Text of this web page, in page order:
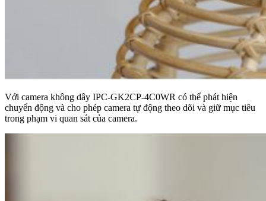
Với camera không dây IPC-GK2CP-4C0WR có thể phát hiện
chuyển động và cho phép camera tự động theo dõi và giữ mục tiêu
trong phạm vi quan sát của camera.